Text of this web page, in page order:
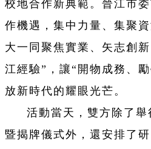
校地合作新典範。晉江市
作機遇，集中力量、集聚
大一同聚焦實業、矢志創
江經驗”，讓“開物成務、
放新時代的耀眼光芒。
活動當天，雙方除了
暨揭牌儀式外，還安排了